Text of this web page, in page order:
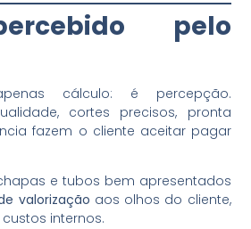
pelo
cálculo: é percepção.
cortes precisos, pronta
fazem o cliente aceitar pagar
e tubos bem apresentados
valorização aos olhos do cliente,
internos.